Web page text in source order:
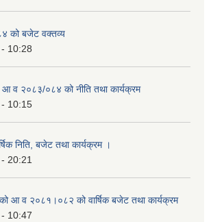
को बजेट वक्तव्य
10:28
आ व २०८३/०८४ को नीति तथा कार्यक्रम
10:15
निति, बजेट तथा कार्यक्रम ।
20:21
आ व २०८१।०८२ को वार्षिक बजेट तथा कार्यक्रम
10:47